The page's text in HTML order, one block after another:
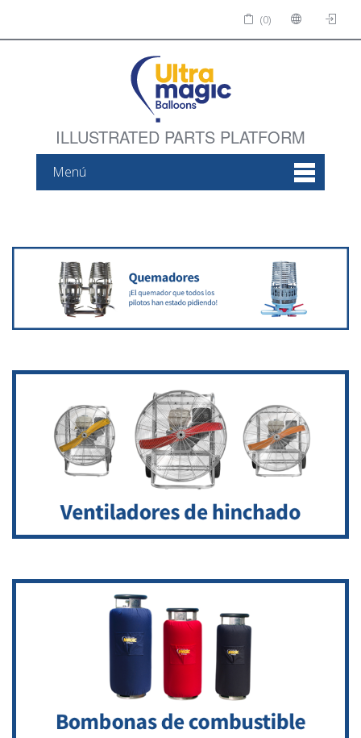
(0)
ILLUSTRATED PARTS PLATFORM
Menú